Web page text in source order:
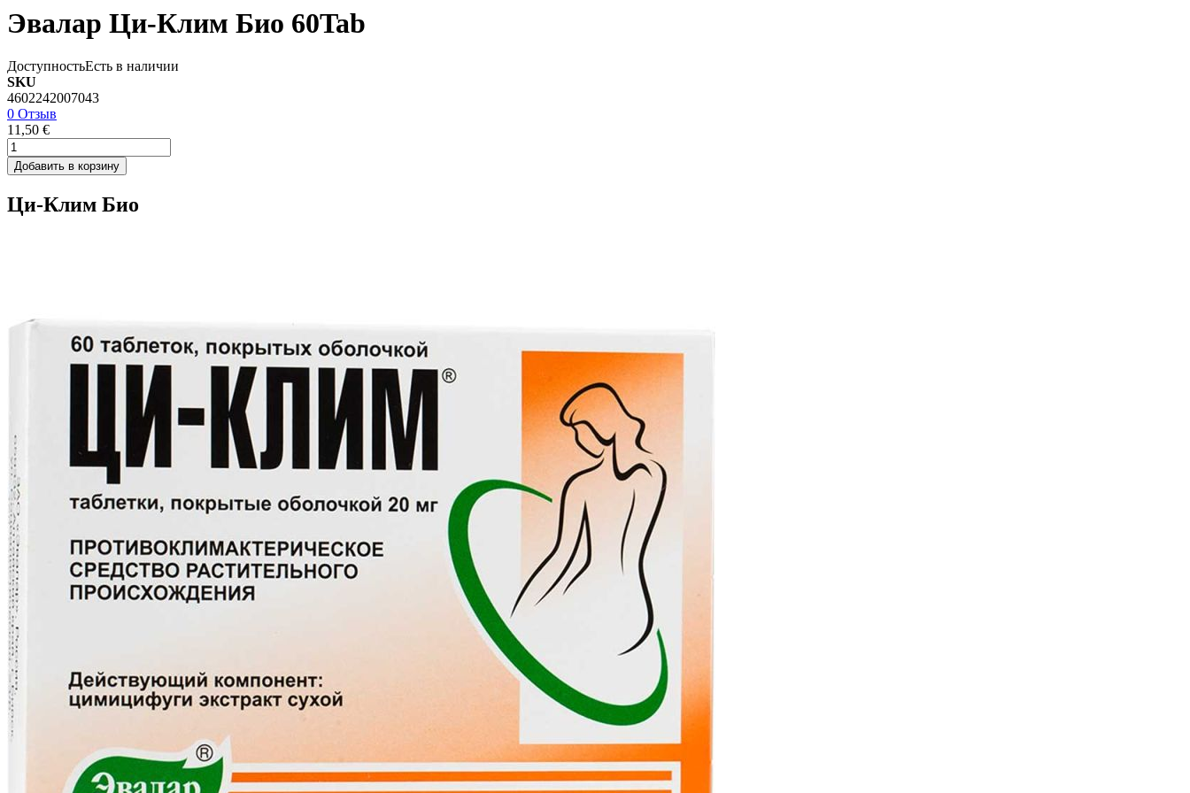
Эвалар Ци-Клим Био 60Tab
ДоступностьЕсть в наличии
SKU
4602242007043
0 Отзыв
11,50 €
Добавить в корзину
Ци-Клим Био